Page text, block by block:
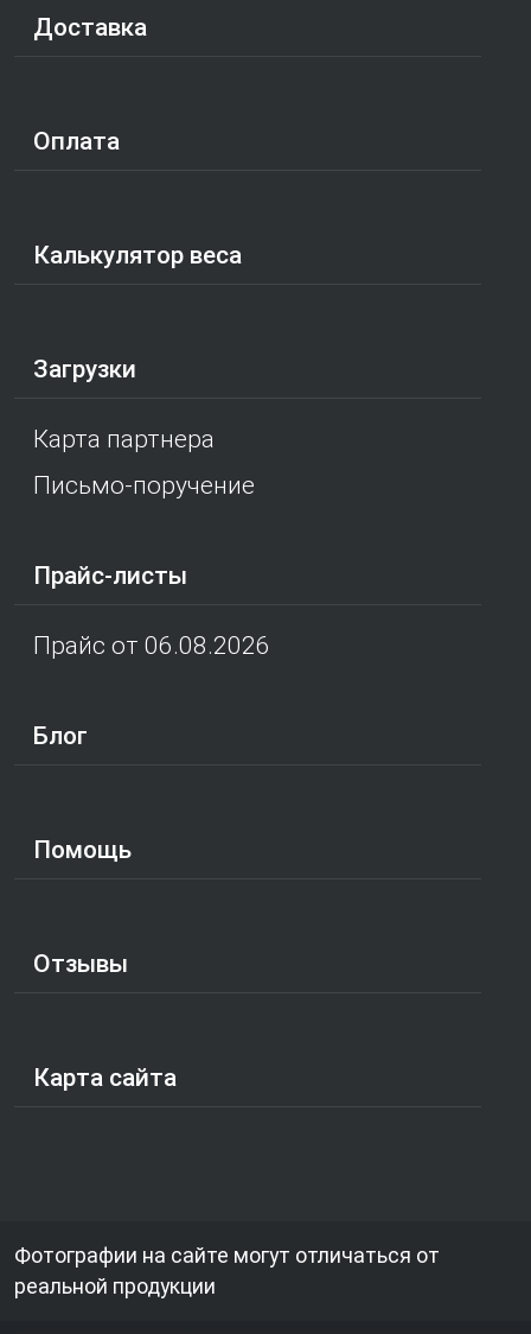
Доставка
Оплата
Калькулятор веса
Загрузки
Карта партнера
Письмо-поручение
Прайс-листы
Прайс от 06.08.2026
Блог
Помощь
Отзывы
Карта сайта
Фотографии на сайте могут отличаться от
реальной продукции